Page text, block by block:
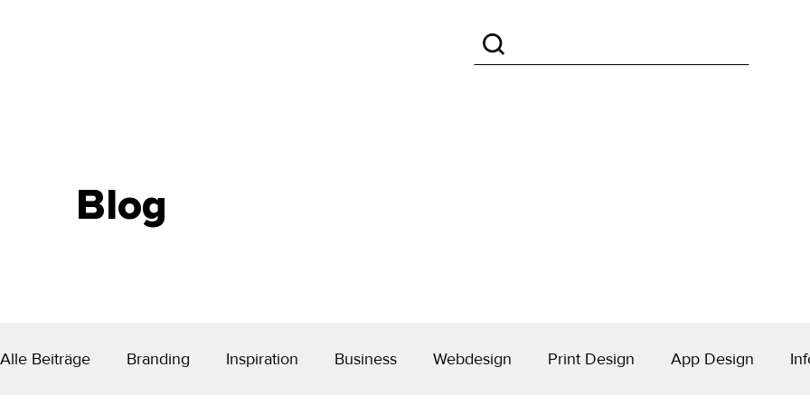
Blog
Alle Beiträge Branding Inspiration Business Webdesign Print Design App Design